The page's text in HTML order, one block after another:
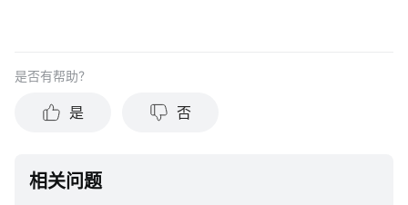
是否有帮助？
是 否
相关问题